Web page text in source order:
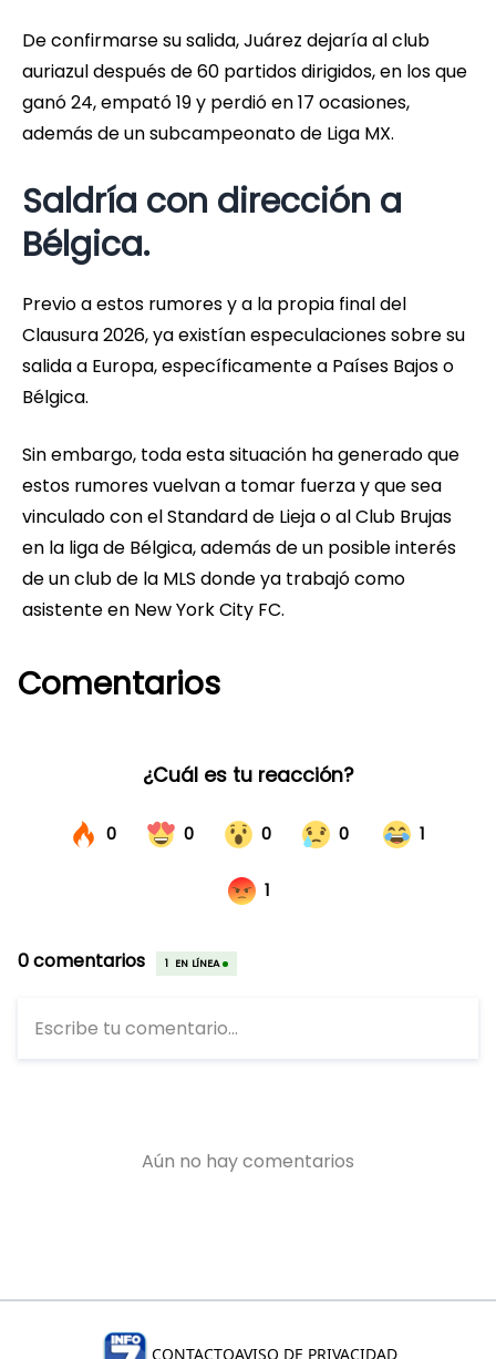
De confirmarse su salida, Juárez dejaría al club
auriazul después de 60 partidos dirigidos, en los que
ganó 24, empató 19 y perdió en 17 ocasiones,
además de un subcampeonato de Liga MX.
Saldría con dirección a
Bélgica.
Previo a estos rumores y a la propia final del
Clausura 2026, ya existían especulaciones sobre su
salida a Europa, específicamente a Países Bajos o
Bélgica.
Sin embargo, toda esta situación ha generado que
estos rumores vuelvan a tomar fuerza y que sea
vinculado con el Standard de Lieja o al Club Brujas
en la liga de Bélgica, además de un posible interés
de un club de la MLS donde ya trabajó como
asistente en New York City FC.
Comentarios
CONTACTOAVISO DE PRIVACIDAD